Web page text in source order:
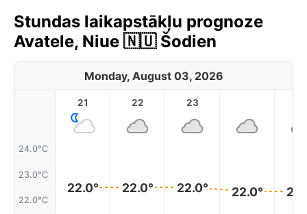
Stundas laikapstākļu prognoze
Avatele, Niue 🇳🇺 Šodien
Monday, August 03, 2026
24.0°C
23.0°C
22.0°C
21
22.0°
22
22.0°
23
22.0° 22.0°